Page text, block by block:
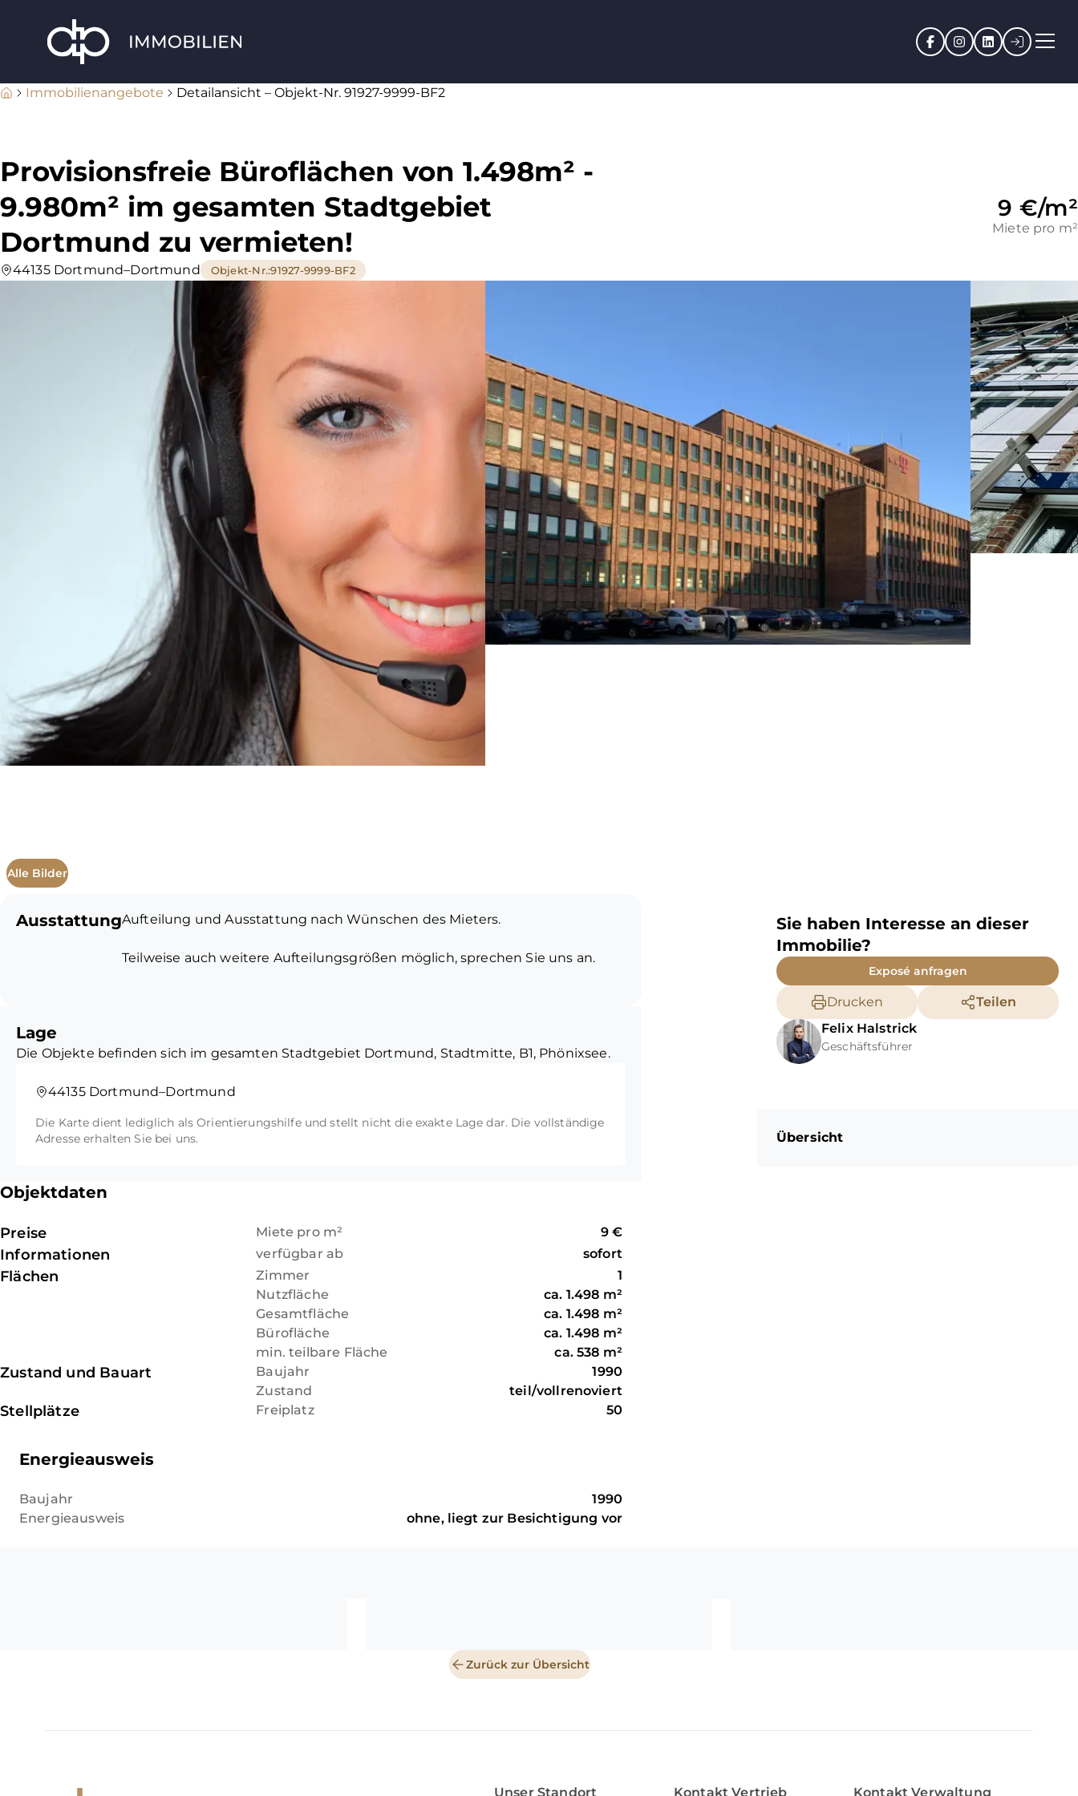
Facebook
Instagram
LinkedIn
Immobilienangebote Detailansicht – Objekt-Nr. 91927-9999-BF2
Provisionsfreie Büroflächen von 1.498m² -
9.980m² im gesamten Stadtgebiet
Dortmund zu vermieten!
44135 Dortmund–Dortmund Objekt-Nr.:91927-9999-BF2
9 €/m²
Miete pro m²
Alle Bilder
AusstattungAufteilung und Ausstattung nach Wünschen des Mieters.
Teilweise auch weitere Aufteilungsgrößen möglich, sprechen Sie uns an.
Lage
Die Objekte befinden sich im gesamten Stadtgebiet Dortmund, Stadtmitte, B1, Phönixsee.
44135 Dortmund–Dortmund
Die Karte dient lediglich als Orientierungshilfe und stellt nicht die exakte Lage dar. Die vollständige
Adresse erhalten Sie bei uns.
Objektdaten
Preise Miete pro m² 9 €
Informationen verfügbar ab sofort
Flächen Zimmer
1
Nutzfläche
ca. 1.498 m²
Gesamtfläche
ca. 1.498 m²
Bürofläche
ca. 1.498 m²
min. teilbare Fläche
ca. 538 m²
Zustand und Bauart Baujahr
1990
Zustand
teil/vollrenoviert
Stellplätze Freiplatz 50
Energieausweis
Baujahr
1990
Energieausweis
ohne, liegt zur Besichtigung vor
Sie haben Interesse an dieser
Immobilie?
Exposé anfragen
Drucken
Teilen
Felix Halstrick
Geschäftsführer
Übersicht
Zurück zur Übersicht
Unser Standort Kontakt Vertrieb Kontakt Verwaltung